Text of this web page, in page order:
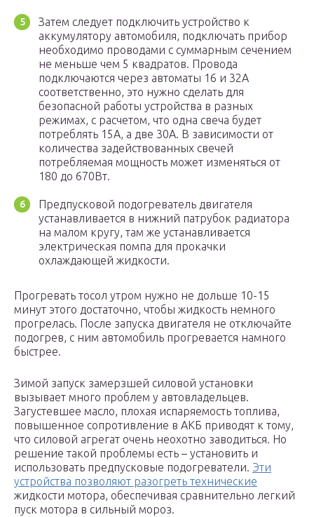
Затем следует подключить устройство к
аккумулятору автомобиля, подключать прибор
необходимо проводами с суммарным сечением
не меньше чем 5 квадратов. Провода
подключаются через автоматы 16 и 32А
соответственно, это нужно сделать для
безопасной работы устройства в разных
режимах, с расчетом, что одна свеча будет
потреблять 15А, а две 30А. В зависимости от
количества задействованных свечей
потребляемая мощность может изменяться от
180 до 670Вт.
Предпусковой подогреватель двигателя
устанавливается в нижний патрубок радиатора
на малом кругу, там же устанавливается
электрическая помпа для прокачки
охлаждающей жидкости.
Прогревать тосол утром нужно не дольше 10-15
минут этого достаточно, чтобы жидкость немного
прогрелась. После запуска двигателя не отключайте
подогрев, с ним автомобиль прогревается намного
быстрее.
Зимой запуск замерзшей силовой установки
вызывает много проблем у автовладельцев.
Загустевшее масло, плохая испаряемость топлива,
повышенное сопротивление в АКБ приводят к тому,
что силовой агрегат очень неохотно заводиться. Но
решение такой проблемы есть – установить и
использовать предпусковые подогреватели. Эти
устройства позволяют разогреть технические
жидкости мотора, обеспечивая сравнительно легкий
пуск мотора в сильный мороз.